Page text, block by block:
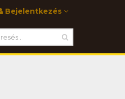
Bejelentkezés